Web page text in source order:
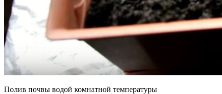
Полив почвы водой комнатной температуры